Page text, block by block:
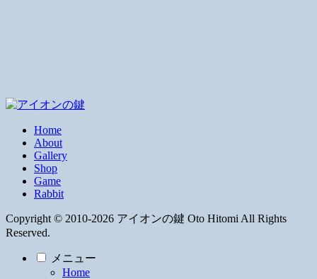
Home
About
Gallery
Shop
Game
Rabbit
Copyright © 2010-2026 アイオンの鍵 Oto Hitomi All Rights
Reserved.
メニュー
Home